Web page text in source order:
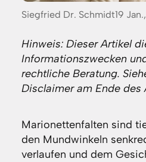
Posted
Siegfried Dr. Schmidt19
Hinweis: Dieser Artikel
Informationszwecken
rechtliche Beratung.
Disclaimer am Ende des
Marionettenfalten sind
den Mundwinkeln
verlaufen und dem